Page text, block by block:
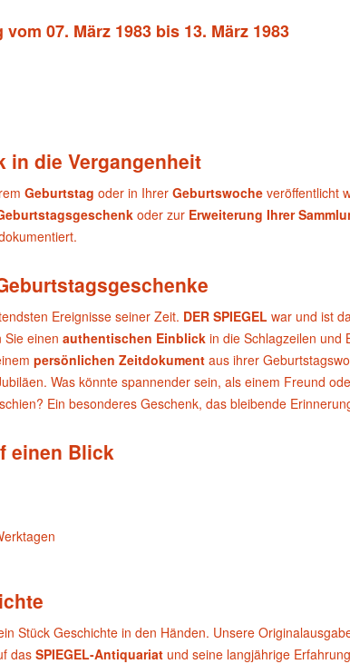
07. März 1983 bis 13. März 1983
in die Vergangenheit
Geburtstag oder in Ihrer Geburtswoche veröffentlicht
oder zur Erweiterung Ihrer
Ereignisse seiner Zeit. DER SPIEGEL war und ist
Sie einen authentischen Einblick in die Schlagzeilen und
persönlichen Zeitdokument aus ihrer
Was könnte spannender sein, als einem Freund
Ein besonderes Geschenk, das bleibende
einen Blick
Stück Geschichte in den Händen. Unsere
das SPIEGEL-Antiquariat und seine langjährige